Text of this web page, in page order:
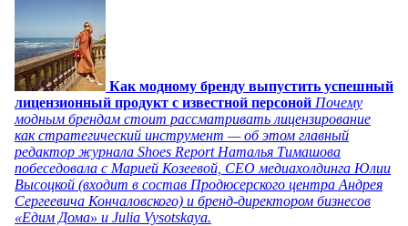
Как модному бренду выпустить успешный
лицензионный продукт с известной персоной Почему
модным брендам стоит рассматривать лицензирование
как стратегический инструмент — об этом главный
редактор журнала Shoes Report Наталья Тимашова
побеседовала с Марией Козеевой, СЕО медиахолдинга Юлии
Высоцкой (входит в состав Продюсерского центра Андрея
Сергеевича Кончаловского) и бренд-директором бизнесов
«Едим Дома» и Julia Vysotskaya.